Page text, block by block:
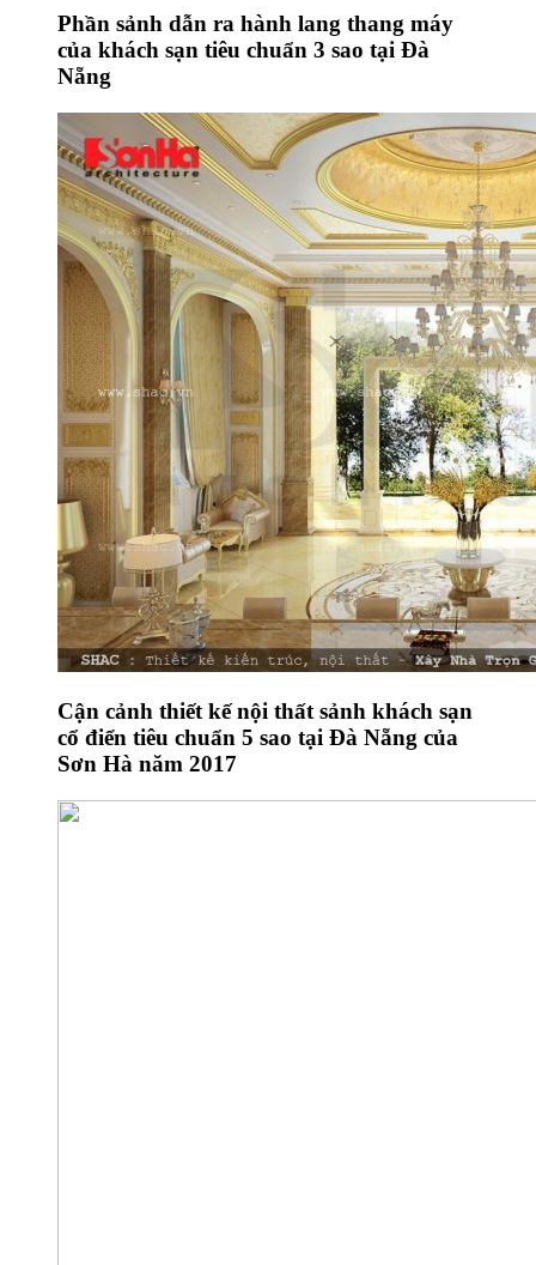
Phần sảnh dẫn ra hành lang thang máy
của khách sạn tiêu chuẩn 3 sao tại Đà
Nẵng
Cận cảnh thiết kế nội thất sảnh khách sạn
cổ điển tiêu chuẩn 5 sao tại Đà Nẵng của
Sơn Hà năm 2017